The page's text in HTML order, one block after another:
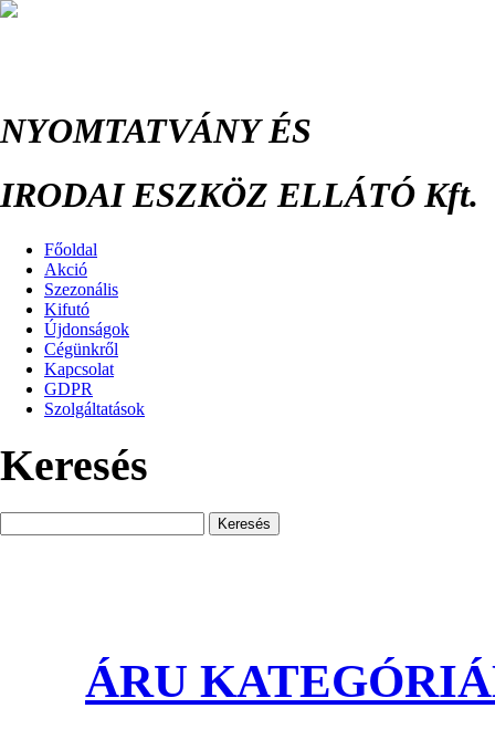
NYOMTATVÁNY ÉS
IRODAI ESZKÖZ ELLÁTÓ Kft.
Főoldal
Akció
Szezonális
Kifutó
Újdonságok
Cégünkről
Kapcsolat
GDPR
Szolgáltatások
Keresés
ÁRU